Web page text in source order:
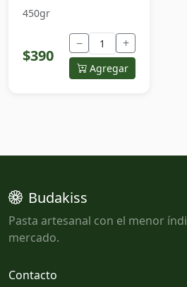
450gr
$390
− +
Agregar
Budakiss
Pasta artesanal con el menor
mercado.
Contacto